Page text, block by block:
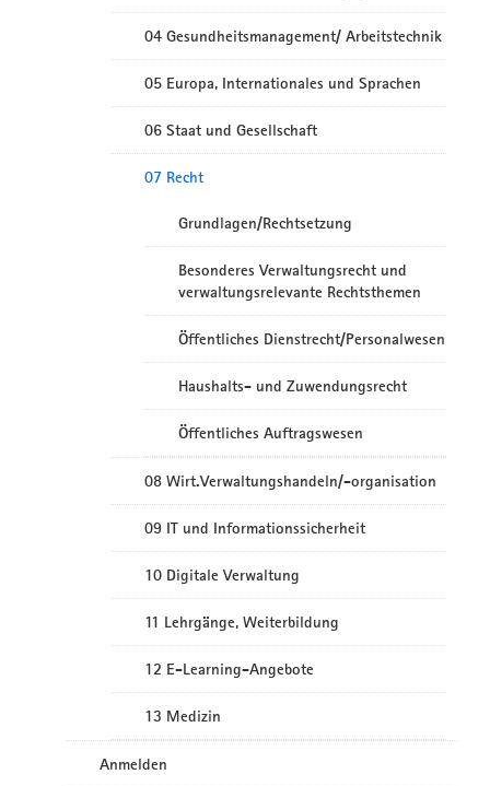
04 Gesundheitsmanagement/ Arbeitstechnik
05 Europa, Internationales und Sprachen
06 Staat und Gesellschaft
07 Recht
Grundlagen/Rechtsetzung
Besonderes Verwaltungsrecht und
verwaltungsrelevante Rechtsthemen
Öffentliches Dienstrecht/Personalwesen
Haushalts- und Zuwendungsrecht
Öffentliches Auftragswesen
08 Wirt.Verwaltungshandeln/-organisation
09 IT und Informationssicherheit
10 Digitale Verwaltung
11 Lehrgänge, Weiterbildung
12 E-Learning-Angebote
13 Medizin
Anmelden